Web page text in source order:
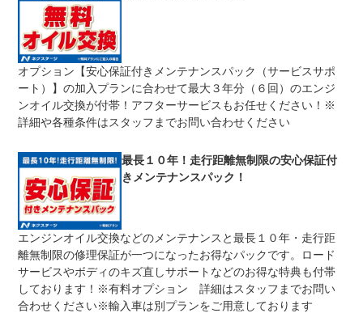
上限金額
車両本体価格
期間中は何度でも修理可能！修理金額は車両本体価格の１
００％までしっかり保証します。車両本体価格５０万円以
下の場合は５０万円まで保証します。
免責金
無し
保証修理の対象となる場合は、お客様の費用負担は一切ご
ざいません。
保証修理
全国のネクステージで受付可能！ご遠方でネクステージに
は、スタッフまでお気軽にお尋ねください。
法定整備
整備付 法定12ヶ月または法定24ヶ月点検整備付
※車検なし・車検整備付の場合は法定24ヶ月点検整備付
※商用車は6ヶ月または12ヶ月点検整備付
法定整備
について
１．契約後～納車までに法定点検を実施致します。 ２．
支払総額に整備代金を含んでおります。 ３．点検記録簿
が発行されます。
オプション【安心保証付きメンテナンスパック（サービスサポ
ート）】の加入プランに合わせて最大３年分（６回）のエンジ
ンオイル交換が付帯！アフターサービスもお任せください！※
詳細や各種条件はスタッフまでお問い合わせください
最長１０年！走行距離無制限の安心保証付
きメンテナンスパック！
エンジンオイル交換などのメンテナンスと最長１０年・走行距
離無制限の修理保証が一つになったお得なパックです。ロード
サービスやボディのキズ直しサポートなどのお得な特典も付帯
しております！※有料オプション 詳細はスタッフまでお問い
合わせください※輸入車は別プランをご用意しております